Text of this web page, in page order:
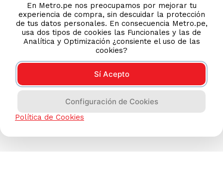
En Metro.pe nos preocupamos por mejorar tu
experiencia de compra, sin descuidar la protección
de tus datos personales. En consecuencia Metro.pe,
usa dos tipos de cookies las Funcionales y las de
Analítica y Optimización ¿consiente el uso de las
cookies?
Sí Acepto
Configuración de Cookies
Política de Cookies